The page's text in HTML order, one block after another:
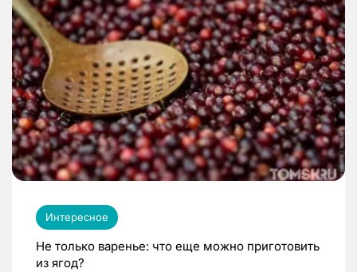
Интересное
Не только варенье: что еще можно приготовить
из ягод?